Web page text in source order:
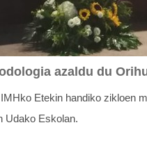
azaldu du
Etekin handiko zikloen
Udako Eskolan.